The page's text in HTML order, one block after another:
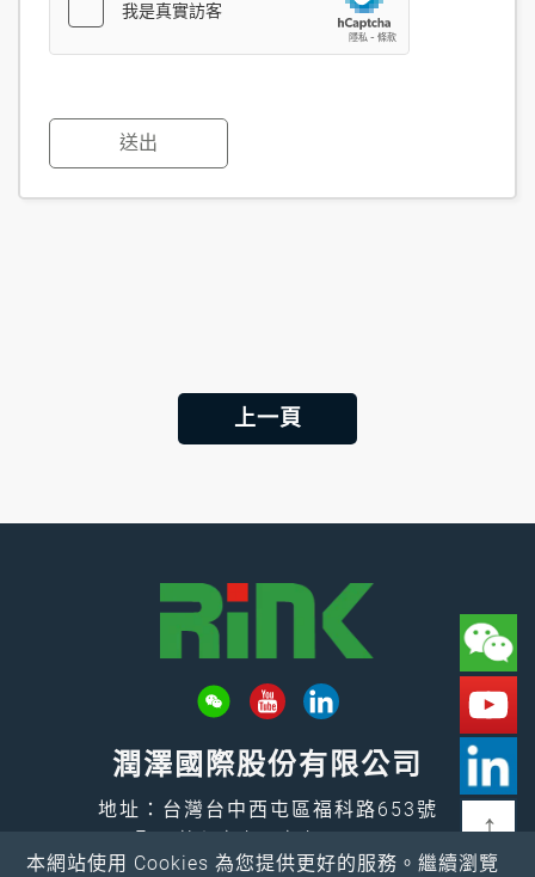
送出
上一頁
本網站使用 Cookies 為您提供更好的服務。繼續瀏覽
潤澤國際股份有限公司
地址：台灣台中西屯區福科路653號
Email：
rink@rink.com.tw
電話：+886-4-2461-7373
↑